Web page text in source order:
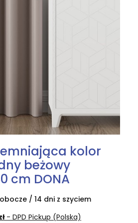
kolor
beżowy
cm DONA
/ 14 dni z szyciem
- DPD Pickup (Polska)